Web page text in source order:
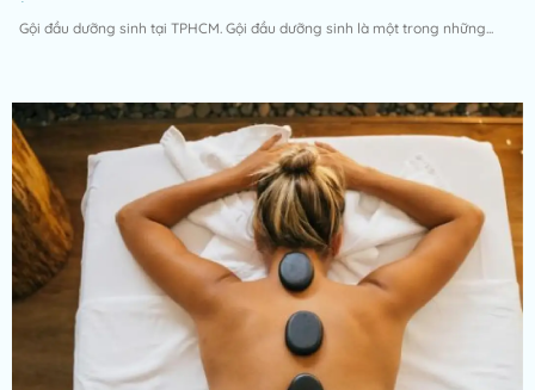
Gội đầu dưỡng sinh tại TPHCM. Gội đầu dưỡng sinh là một trong những...